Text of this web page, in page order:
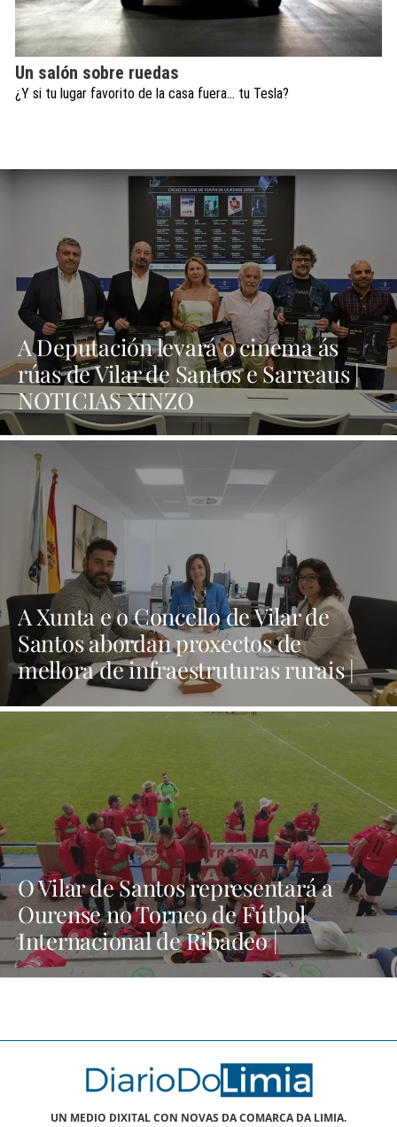
Un salón sobre ruedas
¿Y si tu lugar favorito de la casa fuera… tu Tesla?
A Deputación levará o cinema ás
rúas de Vilar de Santos e Sarreaus |
NOTICIAS XINZO
A Xunta e o Concello de Vilar de
Santos abordan proxectos de
mellora de infraestruturas rurais |
NOTICIAS XINZO
O Vilar de Santos representará a
Ourense no Torneo de Fútbol
Internacional de Ribadeo |
NOTICIAS XINZO
UN MEDIO DIXITAL CON NOVAS DA COMARCA DA LIMIA.